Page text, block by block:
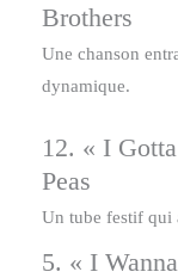
Brothers
Une chanson
dynamique.
12. « I
Peas
Un tube festif qui
5. « I